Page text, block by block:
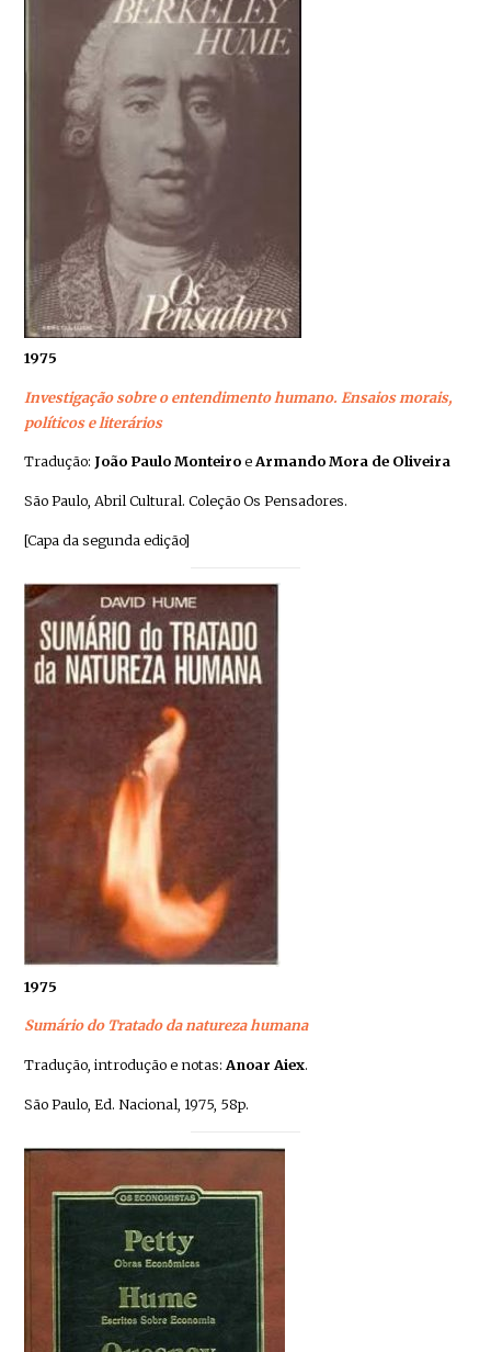
1975
Investigação sobre o entendimento humano. Ensaios morais,
políticos e literários
Tradução: João Paulo MonteiroeArmando Mora de Oliveira
São Paulo, Abril Cultural. Coleção Os Pensadores.
[Capa da segunda edição]
1975
Sumário do Tratado da natureza humana
Tradução, introdução e notas:Anoar Aiex.
São Paulo, Ed. Nacional, 1975, 58p.